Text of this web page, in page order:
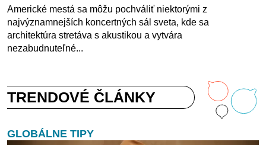
Americké mestá sa môžu pochváliť niektorými z
najvýznamnejších koncertných sál sveta, kde sa
architektúra stretáva s akustikou a vytvára
nezabudnuteľné...
TRENDOVÉ ČLÁNKY
GLOBÁLNE TIPY